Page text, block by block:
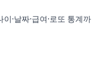
·날짜·급여·로또 통계까